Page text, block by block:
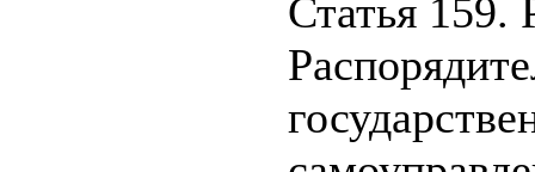
Статья 159.